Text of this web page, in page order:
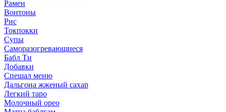
Рамен
Вонтоны
Рис
Токпокки
Супы
Саморазогревающиеся
Бабл Ти
Добавки
Спешал меню
Дальгона жженый сахар
Легкий таро
Молочный орео